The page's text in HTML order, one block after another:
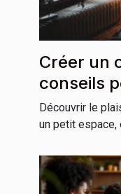
Créer un
conseils
Découvrir le
un petit espace,